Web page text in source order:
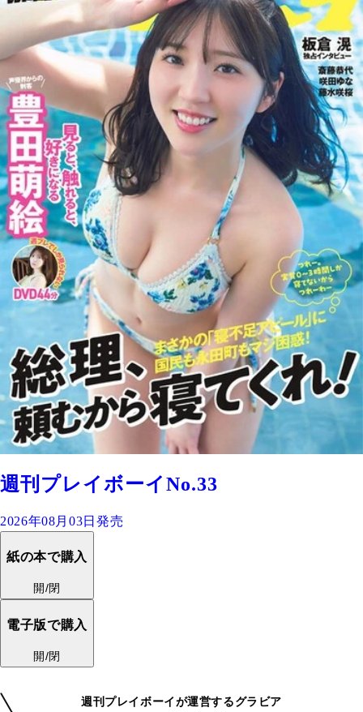
週刊プレイボーイNo.33
2026年08月03日発売
紙の本で購入
開/閉
電子版で購入
開/閉
週刊プレイボーイが運営するグラビア